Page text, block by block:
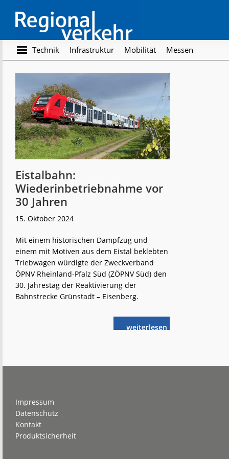
main
content
footer
Regionalverkehr
Die
Fachzeitschrift
Öffentlichen
Personennahverkehr
Technik Infrastruktur Mobilität Messen
Eistalbahn:
Wiederinbetriebnahme vor
30 Jahren
15. Oktober 2024
Mit einem historischen Dampfzug und
einem mit Motiven aus dem Eistal beklebten
Triebwagen würdigte der Zweckverband
ÖPNV Rheinland-Pfalz Süd (ZÖPNV Süd) den
30. Jahrestag der Reaktivierung der
Bahnstrecke Grünstadt – Eisenberg.
weiterlese
nEistalbahn:
Impressum
Datenschutz
Kontakt
Produktsicherheit